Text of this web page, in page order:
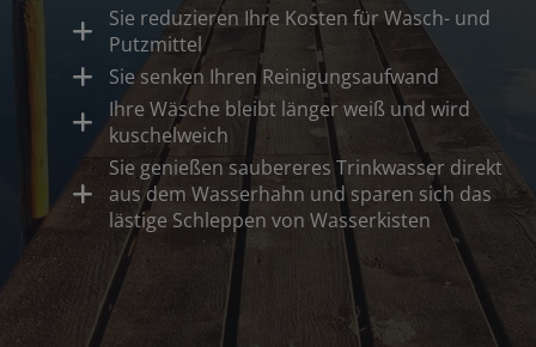
Sie reduzieren Ihre Kosten für Wasch- und
Putzmittel
Sie senken Ihren Reinigungsaufwand
Ihre Wäsche bleibt länger weiß und wird
kuschelweich
Sie genießen saubereres Trinkwasser direkt
aus dem Wasserhahn und sparen sich das
lästige Schleppen von Wasserkisten